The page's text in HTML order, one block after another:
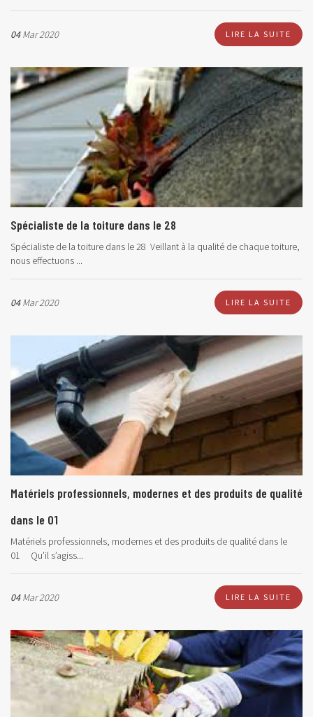
04Mar 2020 LIRE LA SUITE
Spécialiste de la toiture dans le 28
Spécialiste de la toiture dans le 28 Veillant à la qualité de chaque toiture,
nous effectuons ...
04Mar 2020 LIRE LA SUITE
Matériels professionnels, modernes et des produits de qualité
dans le 01
Matériels professionnels, modernes et des produits de qualité dans le
01 Qu’il s’agiss...
04Mar 2020 LIRE LA SUITE